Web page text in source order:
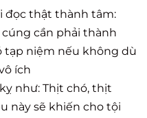
đọc thật thành tâm:
cần phải thành
tạp niệm nếu không dù
ích
như: Thịt chó, thịt
này sẽ khiến cho tội